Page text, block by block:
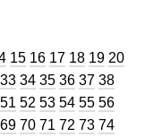
Trang
15 Trang
16 Trang
17 Trang
18 Trang
19 Trang
20
Trang
33 Trang
34 Trang
35 Trang
36 Trang
37 Trang
38
Trang
51 Trang
52 Trang
53 Trang
54 Trang
55 Trang
56
Trang
69 Trang
70 Trang
71 Trang
72 Trang
73 Trang
74